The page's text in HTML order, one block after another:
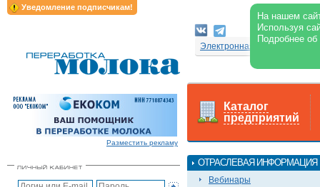
Уведомление подписчикам!
На нашем
Используя
Подробнее
Электронная версия
Разместить рекламу
Каталог
предприятий
ОТРАСЛЕВАЯ ИНФОРМАЦИЯ
Вебинары